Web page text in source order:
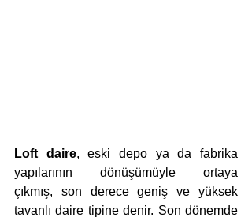
Loft daire, eski depo ya da fabrika
yapılarının dönüşümüyle ortaya
çıkmış, son derece geniş ve yüksek
tavanlı daire tipine denir. Son dönemde